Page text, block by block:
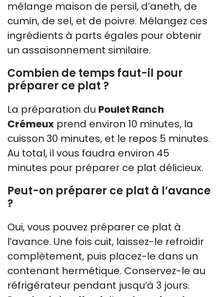
mélange maison de persil, d’aneth, de
cumin, de sel, et de poivre. Mélangez ces
ingrédients à parts égales pour obtenir
un assaisonnement similaire.
Combien de temps faut-il pour
préparer ce plat ?
La préparation du Poulet Ranch
Crémeux prend environ 10 minutes, la
cuisson 30 minutes, et le repos 5 minutes.
Au total, il vous faudra environ 45
minutes pour préparer ce plat délicieux.
Peut-on préparer ce plat à l’avance
?
Oui, vous pouvez préparer ce plat à
l’avance. Une fois cuit, laissez-le refroidir
complètement, puis placez-le dans un
contenant hermétique. Conservez-le au
réfrigérateur pendant jusqu’à 3 jours.